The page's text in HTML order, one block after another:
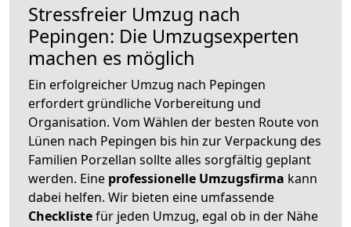
Stressfreier Umzug nach
Pepingen: Die Umzugsexperten
machen es möglich
Ein erfolgreicher Umzug nach Pepingen
erfordert gründliche Vorbereitung und
Organisation. Vom Wählen der besten Route von
Lünen nach Pepingen bis hin zur Verpackung des
Familien Porzellan sollte alles sorgfältig geplant
werden. Eine professionelle Umzugsfirma kann
dabei helfen. Wir bieten eine umfassende
Checklistefür jeden Umzug, egal ob in der Nähe